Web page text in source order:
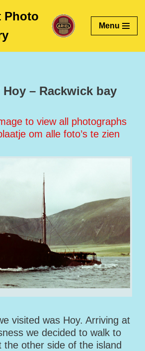
Photo
Menu
Hoy – Rackwick bay
to view all photographs
om alle foto’s te zien
visited was Hoy. Arriving at
we decided to walk to
the other side of the island